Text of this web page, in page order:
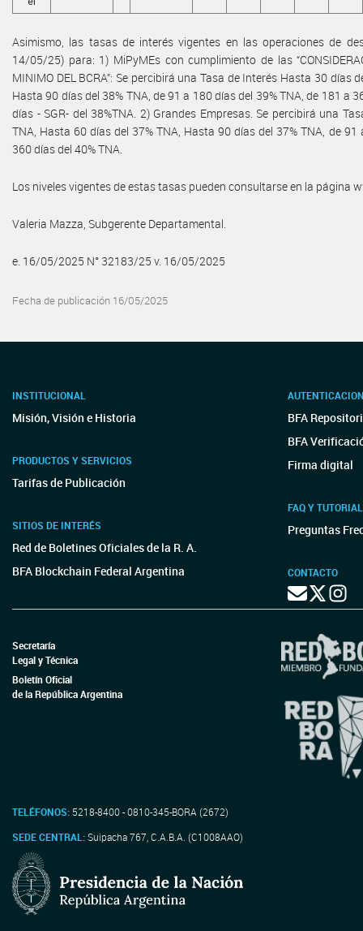
Asimismo, las tasas de interés vigentes en las operaciones de
14/05/25) para: 1) MiPyMEs con cumplimiento de las
MINIMO DEL BCRA”: Se percibirá una Tasa de Interés Hasta 30 días
Hasta 90 días del 38% TNA, de 91 a 180 días del 39% TNA, de 181 a
días - SGR- del 38%TNA. 2) Grandes Empresas. Se percibirá una
TNA, Hasta 60 días del 37% TNA, Hasta 90 días del 37% TNA, de
360 días del 40% TNA.
Los niveles vigentes de estas tasas pueden consultarse en la página
Valeria Mazza, Subgerente Departamental.
e. 16/05/2025 N° 32183/25 v. 16/05/2025
Fecha de publicación 16/05/2025
INSTITUCIONAL
Misión, Visión e Historia
PRODUCTOS Y SERVICIOS
Tarifas de Publicación
SITIOS DE INTERÉS
Red de Boletines Oficiales de la R. A.
BFA Blockchain Federal Argentina
BFA
BFA
Firma digital
FAQ Y
Preguntas
CONTACTO
Secretaría
Legal y Técnica
Boletín Oficial
de la República Argentina
TELÉFONOS: 5218-8400 - 0810-345-BORA (2672)
SEDE CENTRAL:Suipacha 767, C.A.B.A. (C1008AAO)